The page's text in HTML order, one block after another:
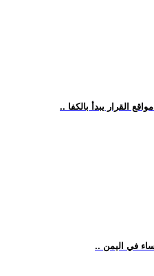
القرار يبدأ بالكفا
في اليمن